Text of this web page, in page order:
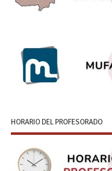
HORARIO DEL PROFESORADO